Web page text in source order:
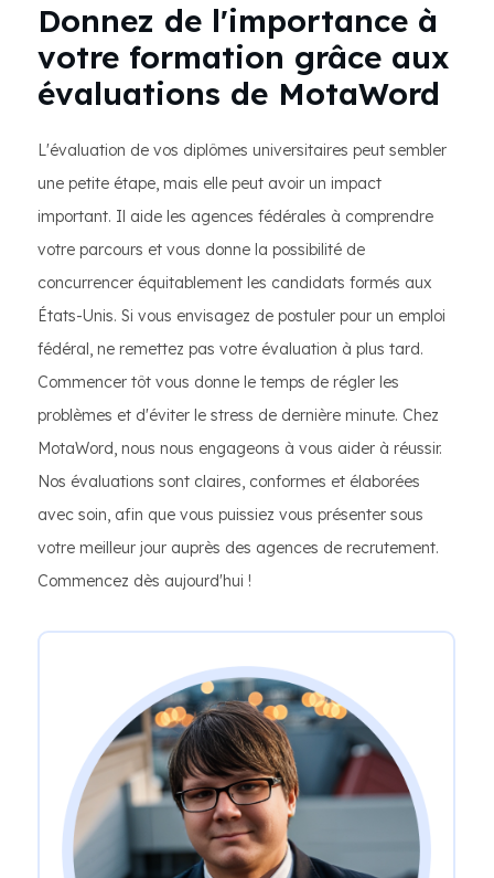
Donnez de l'importance à
votre formation grâce aux
évaluations de MotaWord
L'évaluation de vos diplômes universitaires peut sembler
une petite étape, mais elle peut avoir un impact
important. Il aide les agences fédérales à comprendre
votre parcours et vous donne la possibilité de
concurrencer équitablement les candidats formés aux
États-Unis. Si vous envisagez de postuler pour un emploi
fédéral, ne remettez pas votre évaluation à plus tard.
Commencer tôt vous donne le temps de régler les
problèmes et d'éviter le stress de dernière minute. Chez
MotaWord, nous nous engageons à vous aider à réussir.
Nos évaluations sont claires, conformes et élaborées
avec soin, afin que vous puissiez vous présenter sous
votre meilleur jour auprès des agences de recrutement.
Commencez dès aujourd'hui !